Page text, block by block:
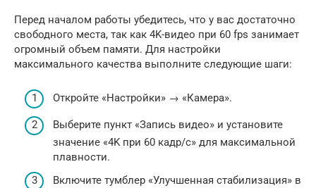
Перед началом работы убедитесь, что у вас достаточно
свободного места, так как 4K-видео при 60 fps занимает
огромный объем памяти. Для настройки
максимального качества выполните следующие шаги:
Откройте «Настройки» → «Камера».
Выберите пункт «Запись видео» и установите
значение «4K при 60 кадр/с» для максимальной
плавности.
Включите тумблер «Улучшенная стабилизация» в